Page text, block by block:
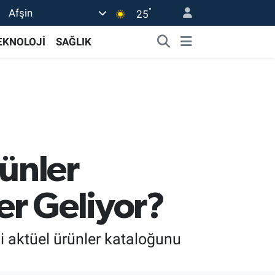
Afşin 25°
SAĞLIK
Geliyor?
aktüel ürünler kataloğunu